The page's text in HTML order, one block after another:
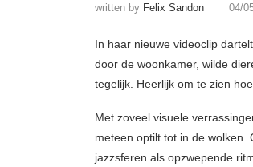
written by Felix Sandon 04/
In haar nieuwe videoclip
door de woonkamer, wilde
tegelijk. Heerlijk om te zien
Met zoveel visuele
meteen optilt tot in de wolken.
jazzsferen als opzwepende